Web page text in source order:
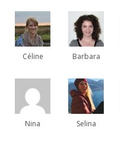
Céline Barbara
Nina Selina